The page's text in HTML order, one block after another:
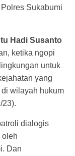
Sukabumi
Hadi Susanto
ketika ngopi
untuk
yang
wilayah hukum
23).
dialogis
oleh
Dan